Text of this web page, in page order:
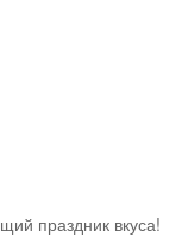
праздник вкуса!